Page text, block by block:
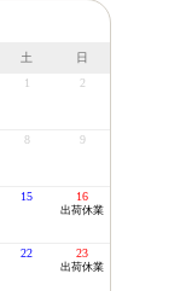
土
日
1 2
8 9
15 16
出荷休業
22 23
出荷休業